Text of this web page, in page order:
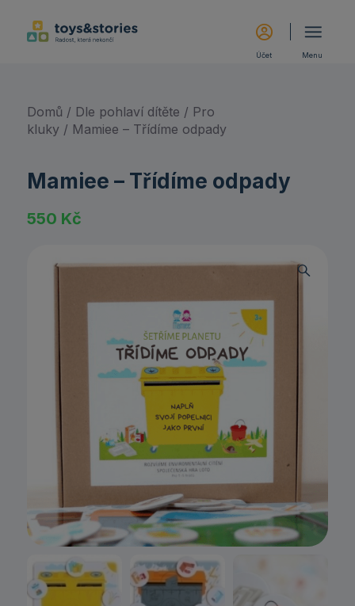
Menu
Účet
Domů / Dle pohlaví dítěte / Pro
kluky/ Mamiee – Třídíme odpady
Mamiee – Třídíme odpady
550 Kč